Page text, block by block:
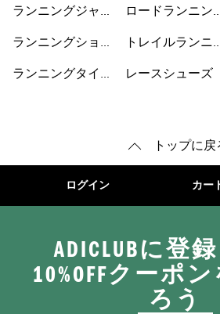
ランニングジャケ
ランニングショー
ランニングタイ
ロードランニン
トレイルランニ
レースシューズ
トップに戻
ログイン カー
ADICLUBに登
10%OFFクーポ
ろう